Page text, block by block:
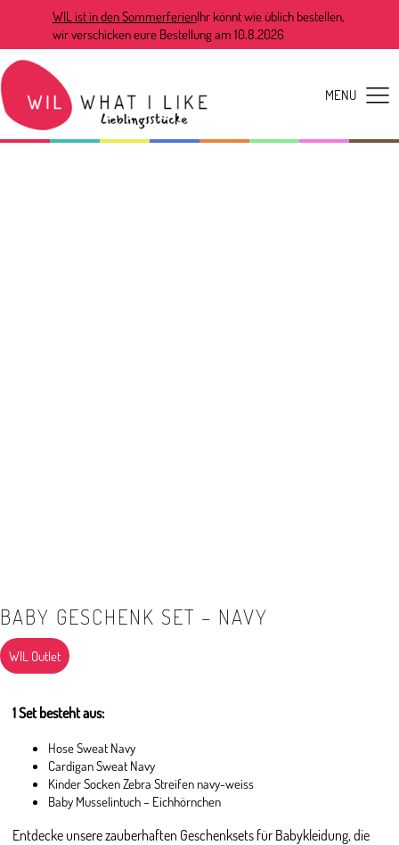
WIL ist in den SommerferienIhr könnt wie üblich bestellen,
wir verschicken eure Bestellung am 10.8.2026
BABY GESCHENK SET – NAVY
WIL Outlet
1 Set besteht aus:
Hose Sweat Navy
Cardigan Sweat Navy
Kinder Socken Zebra Streifen navy-weiss
Baby Musselintuch – Eichhörnchen
Entdecke unsere zauberhaften Geschenksets für Babykleidung, die